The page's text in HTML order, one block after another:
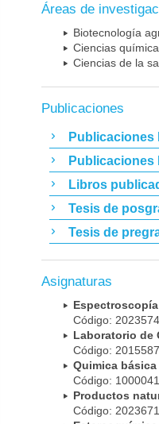
Áreas de
Biotecnología
Ciencias
Ciencias de la
Publicaciones
Publicaciones
Publicaciones
Libros
Tesis de
Tesis de
Asignaturas
Espectroscopía
Código:
Laboratorio de
Código:
Quimica básica
Código:
Productos
Código: